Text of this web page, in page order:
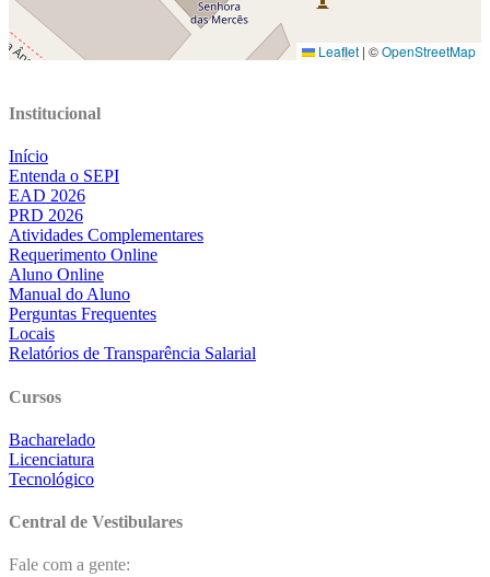
Institucional
Início
Entenda o SEPI
EAD 2026
PRD 2026
Atividades Complementares
Requerimento Online
Aluno Online
Manual do Aluno
Perguntas Frequentes
Locais
Relatórios de Transparência Salarial
Cursos
Bacharelado
Licenciatura
Tecnológico
Central de Vestibulares
Fale com a gente: